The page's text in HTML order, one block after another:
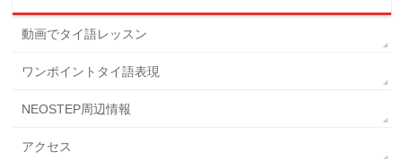
動画でタイ語レッスン
ワンポイントタイ語表現
NEOSTEP周辺情報
アクセス